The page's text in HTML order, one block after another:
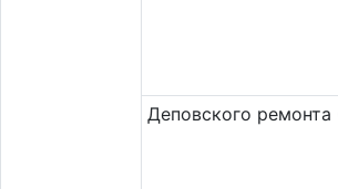
Деповского ремонта